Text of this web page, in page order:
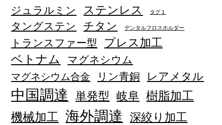
ジュラルミン ステンレス タグ１
タングステン チタン デンタルフロスホルダー
トランスファー型
プレス加工
ベトナム
マグネシウム
マグネシウム合金 リン青銅 レアメタル
中国調達 単発型 岐阜 樹脂加工
機械加工 海外調達 深絞り加工